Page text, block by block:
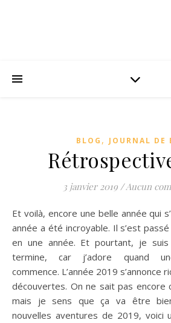
BLOG , JOURNAL DE
3 janvier 2019 /Aucun
Et voilà, encore une belle année qui s’achève : 2018. Cette
année a été incroyable. Il s’est
en une année. Et pourtant, je suis
termine, car j’adore quand
commence. L’année 2019 s’annonce
découvertes. On ne sait pas encore
mais je sens que ça va être
nouvelles aventures de 2019, voici